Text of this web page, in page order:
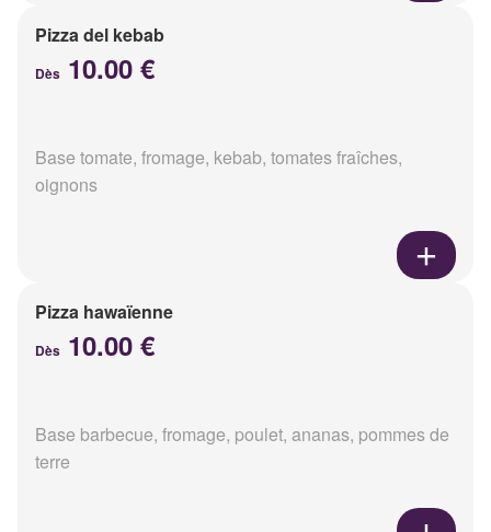
Pizza del kebab
Dès 10.00 €
Base tomate, fromage, kebab, tomates fraîches,
oignons
Pizza hawaïenne
Dès 10.00 €
Base barbecue, fromage, poulet, ananas, pommes de
terre